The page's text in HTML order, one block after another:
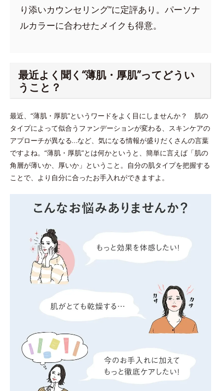
り添いカウンセリング”に定評あり。パーソナ
ルカラーに合わせたメイクも得意。
最近よく聞く“薄肌・厚肌”ってどうい
うこと？
最近、“薄肌・厚肌”というワードをよく目にしませんか？ 肌の
タイプによって似合うファンデーションが変わる、スキンケアの
アプローチが異なる…など、気になる情報が盛りだくさんの言葉
ですよね。“薄肌・厚肌”とは何かというと、簡単に言えば「肌の
角層が薄いか、厚いか」ということ。自分の肌タイプを把握する
ことで、より自分に合ったお手入れができますよ。